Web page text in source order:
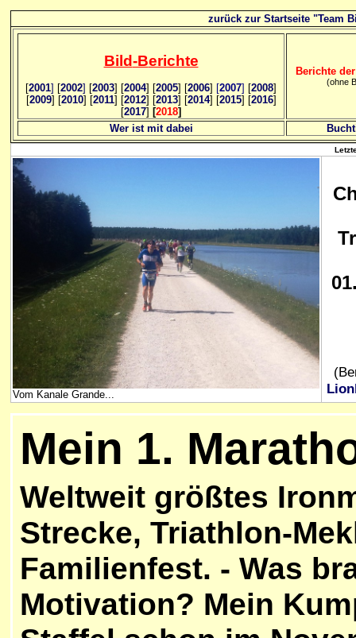
zurück zur Startseite "Team
Bild-Berichte
[2001] [2002] [2003] [2004] [2005] [2006] [2007] [2008]
[2009] [2010] [2011] [2012] [2013] [2014] [2015] [2016]
[2017] [2018]
Berichte
(ohne
Wer ist mit dabei
Vom Kanale Grande...
Mein 1.
Weltweit größtes
Strecke, Triathlon-
Familienfest. - Was
Motivation? Mein